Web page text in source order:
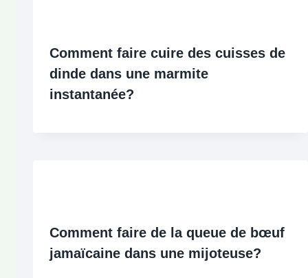
Comment faire cuire des cuisses de
dinde dans une marmite
instantanée?
Comment faire de la queue de bœuf
jamaïcaine dans une mijoteuse?